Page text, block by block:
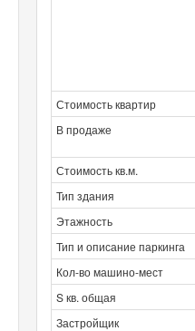
Стоимость квартир
В продаже
Стоимость кв.м.
Тип здания
Этажность
Тип и описание паркинга
Кол-во машино-мест
S кв. общая
Застройщик